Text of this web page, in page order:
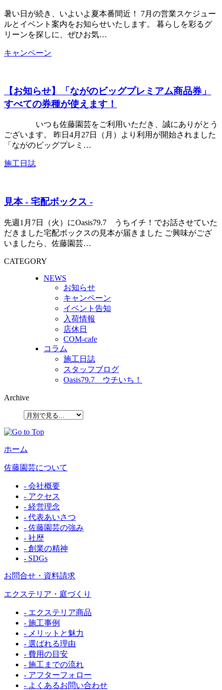
暑い日が続き、いよいよ夏本番間近！ 7月の営業スケジュー
ルとイベント案内をお知らせいたします。 暮らしを彩るグ
リーンを探しに、ぜひお気…
キャンペーン
【お知らせ】「ながのビッグプレミアム商品券」
すべての券種が使えます！
いつも佐藤園芸をご利用いただき、誠にありがとう
ございます。 昨日4月27日（月）より利用が開始されました
「ながのビッグプレミ…
施工日誌
見本 - 宅配ボックス -
先週1月7日（火）にOasis79.7 うちイチ！でお話させていた
だきました宅配ボックスの見本が届きました ご興味がござ
いましたら、佐藤園芸…
CATEGORY
NEWS
お知らせ
キャンペーン
イベント告知
入荷情報
店休日
COM-cafe
コラム
施工日誌
スタッフブログ
Oasis79.7 ウチいち！
Archive
ホーム
佐藤園芸について
- 会社概要
- アクセス
- 経営理念
- 代表あいさつ
- 佐藤園芸の強み
- 社歴
- 創業の精神
- SDGs
お問合せ・資料請求
エクステリア・庭づくり
- エクステリア商品
- 施工事例
- メリットと魅力
- 選ばれる理由
- 費用の目安
- 施工までの流れ
- アフターフォロー
- よくあるお問い合わせ